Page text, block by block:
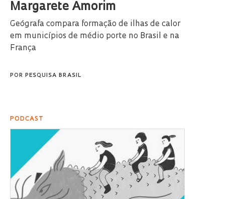
Margarete Amorim
Geógrafa compara formação de ilhas de calor
em municípios de médio porte no Brasil e na
França
POR PESQUISA BRASIL
PODCAST